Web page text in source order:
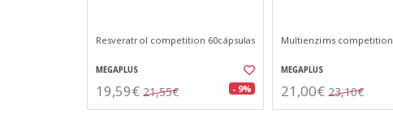
Resveratrol competition 60cápsulas
MEGAPLUS
19,59€ 21,55€ - 9%
Multienzims competition
MEGAPLUS
21,00€ 23,10€